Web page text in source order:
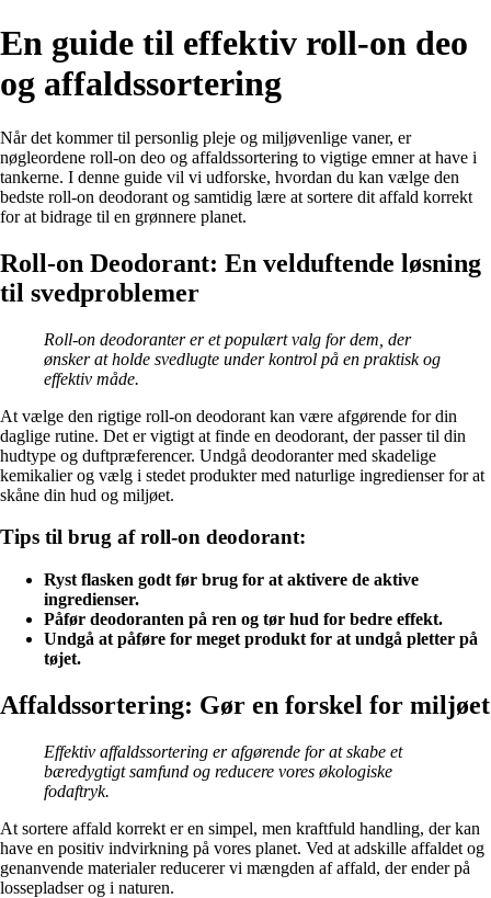
En guide til effektiv roll-on deo
og affaldssortering
Når det kommer til personlig pleje og miljøvenlige vaner, er
nøgleordene roll-on deo og affaldssortering to vigtige emner at have i
tankerne. I denne guide vil vi udforske, hvordan du kan vælge den
bedste roll-on deodorant og samtidig lære at sortere dit affald korrekt
for at bidrage til en grønnere planet.
Roll-on Deodorant: En velduftende løsning
til svedproblemer
Roll-on deodoranter er et populært valg for dem, der
ønsker at holde svedlugte under kontrol på en praktisk og
effektiv måde.
At vælge den rigtige roll-on deodorant kan være afgørende for din
daglige rutine. Det er vigtigt at finde en deodorant, der passer til din
hudtype og duftpræferencer. Undgå deodoranter med skadelige
kemikalier og vælg i stedet produkter med naturlige ingredienser for at
skåne din hud og miljøet.
Tips til brug af roll-on deodorant:
Ryst flasken godt før brug for at aktivere de aktive
ingredienser.
Påfør deodoranten på ren og tør hud for bedre effekt.
Undgå at påføre for meget produkt for at undgå pletter på
tøjet.
Affaldssortering: Gør en forskel for miljøet
Effektiv affaldssortering er afgørende for at skabe et
bæredygtigt samfund og reducere vores økologiske
fodaftryk.
At sortere affald korrekt er en simpel, men kraftfuld handling, der kan
have en positiv indvirkning på vores planet. Ved at adskille affaldet og
genanvende materialer reducerer vi mængden af affald, der ender på
lossepladser og i naturen.